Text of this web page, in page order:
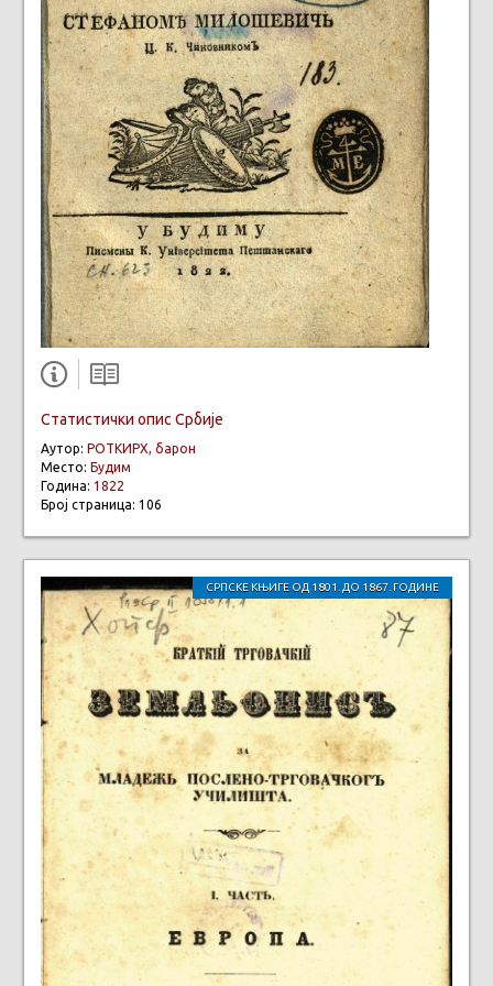
Статистички опис Србије
Аутор: РОТКИРХ, барон
Место: Будим
Година: 1822
Број страница: 106
СРПСКЕ КЊИГЕ ОД 1801. ДО 1867. ГОДИНЕ